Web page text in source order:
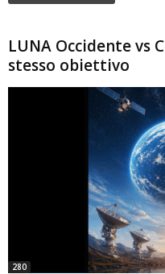
LUNA Occidente vs
stesso obiettivo
280